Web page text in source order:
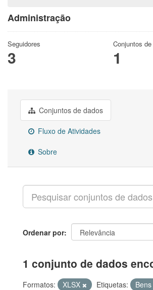
Administração
Seguidores
3
Conjuntos
1
Conjuntos de dados
Fluxo de Atividades
Sobre
Ordenar por
1 conjunto de dados
Formatos: XLSX Etiquetas: